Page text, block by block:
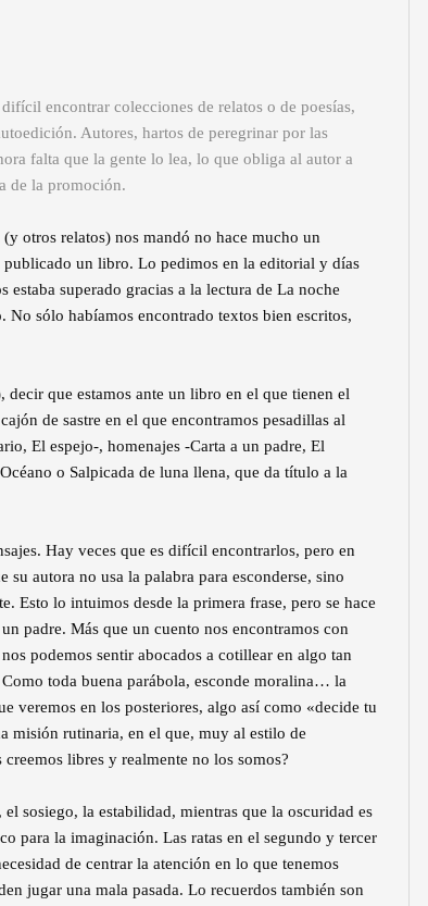
encontrar colecciones de relatos o de poesías,
Autores, hartos de peregrinar por las
falta que la gente lo lea, lo que obliga al autor a
de la promoción.
(y otros relatos) nos mandó no hace mucho un
un libro. Lo pedimos en la editorial y días
superado gracias a la lectura de La noche
No sólo habíamos encontrado textos bien escritos,
que estamos ante un libro en el que tienen el
de sastre en el que encontramos pesadillas al
El espejo-, homenajes -Carta a un padre, El
o Salpicada de luna llena, que da título a la
Hay veces que es difícil encontrarlos, pero en
su autora no usa la palabra para esconderse, sino
Esto lo intuimos desde la primera frase, pero se hace
padre. Más que un cuento nos encontramos con
podemos sentir abocados a cotillear en algo tan
toda buena parábola, esconde moralina… la
veremos en los posteriores, algo así como «decide tu
misión rutinaria, en el que, muy al estilo de
libres y realmente no los somos?
sosiego, la estabilidad, mientras que la oscuridad es
para la imaginación. Las ratas en el segundo y tercer
de centrar la atención en lo que tenemos
jugar una mala pasada. Lo recuerdos también son